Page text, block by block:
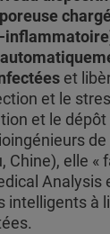
et
et le
et le
Chine), elle «
Analysis
intelligents à